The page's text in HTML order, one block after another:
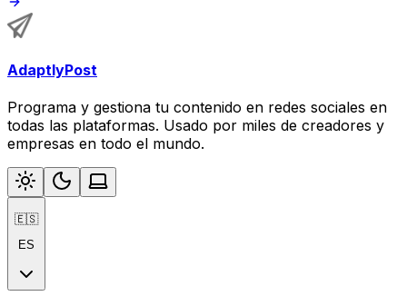
AdaptlyPost
Programa y gestiona tu contenido en redes sociales en
todas las plataformas. Usado por miles de creadores y
empresas en todo el mundo.
🇪🇸
ES